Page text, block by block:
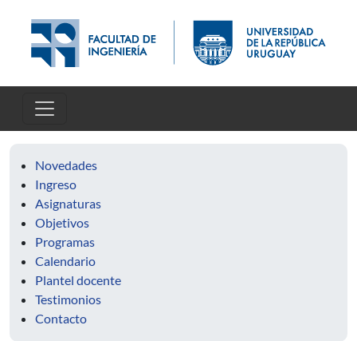
Novedades
Ingreso
Asignaturas
Objetivos
Programas
Calendario
Plantel docente
Testimonios
Contacto